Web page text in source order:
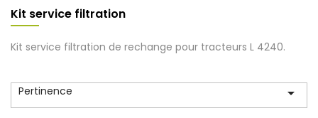
Kit service filtration
Kit service filtration de rechange pour tracteurs L 4240.
Pertinence 